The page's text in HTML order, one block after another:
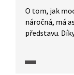
O tom, jak
náročná, má
představu.
nám umožní